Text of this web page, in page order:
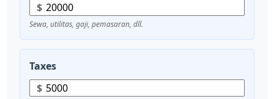
$
Sewa, utilitas, gaji, pemasaran, dll.
Taxes
$